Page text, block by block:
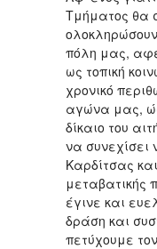
Τμήματος θα
πόλη μας,
ως τοπική
χρονικό
αγώνα μας,
δίκαιο του
να συνεχίσει
Καρδίτσας
μεταβατικής
έγινε και
δράση και
πετύχουμε